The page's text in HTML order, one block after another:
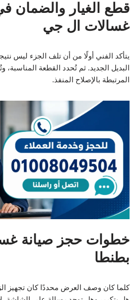
قطع الغيار والضمان
غسالات ال جي
يتأكد الفني أولًا من أن تلف الجزء ليس
البديل الجديد. ثم تُحدد القطعة المناسبة،
المرتبطة بالإصلاح المنفذ.
خطوات حجز صيانة
بطنطا
كلما كان وصف العرض محددًا كان تجهيز